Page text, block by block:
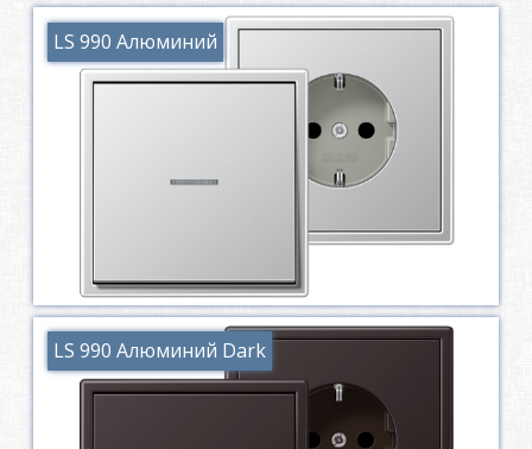
LS 990 Алюминий
LS 990 Алюминий Dark